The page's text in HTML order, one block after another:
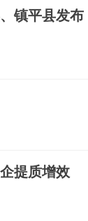
镇平县发布
提质增效